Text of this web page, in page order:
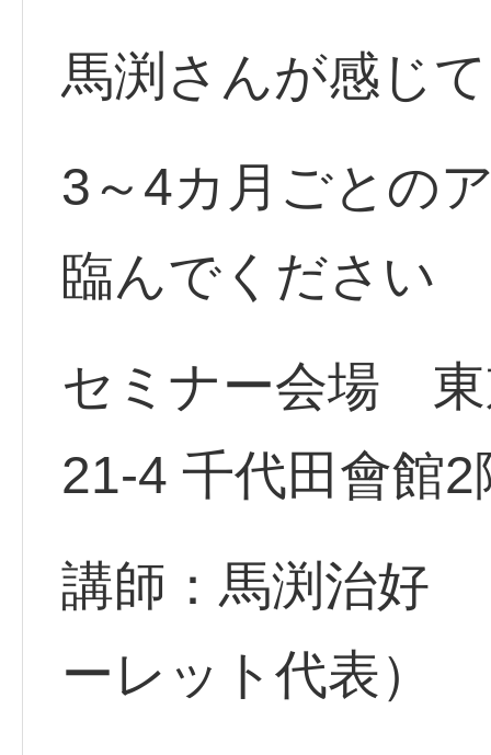
馬渕さんが感じ
3～4カ月ごとの
臨んでください
セミナー会場 東
21-4 千代田會館2
講師：馬渕治好
ーレット代表）